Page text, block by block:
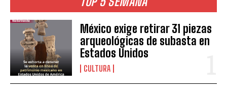
México exige retirar 31 piezas
arqueológicas de subasta en
Estados Unidos
CULTURA